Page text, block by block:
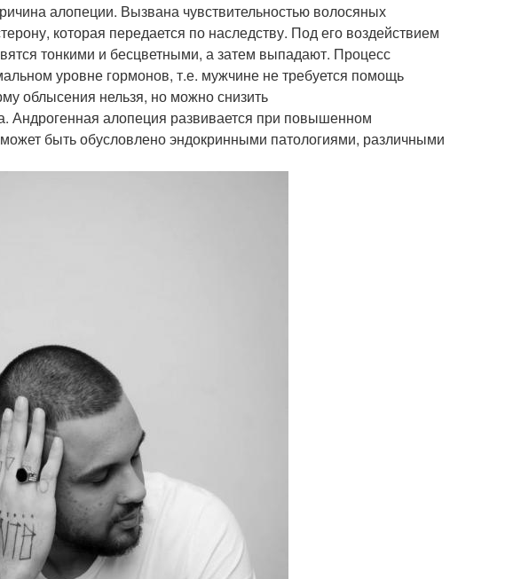
алопеции. Вызвана чувствительностью волосяных
которая передается по наследству. Под его воздействием
тонкими и бесцветными, а затем выпадают. Процесс
уровне гормонов, т.е. мужчине не требуется помощь
облысения нельзя, но можно снизить
Андрогенная алопеция развивается при повышенном
быть обусловлено эндокринными патологиями, различными